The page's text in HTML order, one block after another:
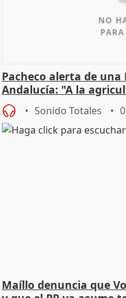
Pacheco alerta de una
Andalucía: "A la
Sonido Totales
Maíllo denuncia que